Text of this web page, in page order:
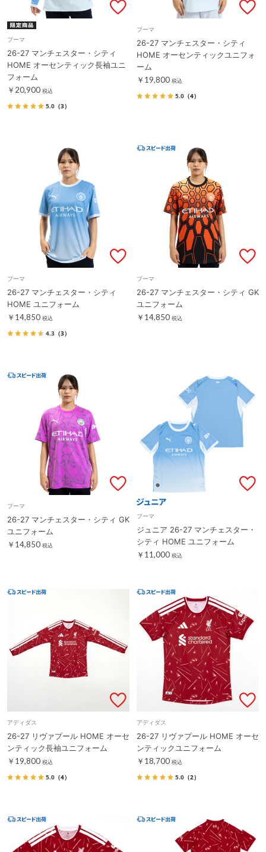
プーマ
26-27 マンチェスター・シティ
HOME オーセンティック長袖ユニ
フォーム
￥20,900 税込
5.0 （3）
プーマ
26-27 マンチェスター・シティ
HOME オーセンティックユニフォ
ーム
￥19,800 税込
5.0 （4）
プーマ
26-27 マンチェスター・シティ
HOME ユニフォーム
￥14,850 税込
4.3 （3）
プーマ
26-27 マンチェスター・シティ GK
ユニフォーム
￥14,850 税込
プーマ
26-27 マンチェスター・シティ GK
ユニフォーム
￥14,850 税込
プーマ
ジュニア 26-27 マンチェスター・
シティ HOME ユニフォーム
￥11,000 税込
アディダス
26-27 リヴァプール HOME オーセ
ンティック長袖ユニフォーム
￥19,800 税込
5.0 （4）
アディダス
26-27 リヴァプール HOME オーセ
ンティックユニフォーム
￥18,700 税込
5.0 （2）